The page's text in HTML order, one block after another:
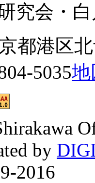
究会・
都港区
5035地
by
2016